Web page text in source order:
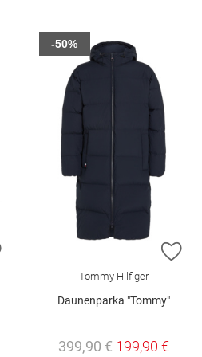
ZUR WUNSCHLISTE HINZUFÜGEN
Tommy Hilfiger
Daunenparka "Tommy"
399,90 € 199,90 €
-50%